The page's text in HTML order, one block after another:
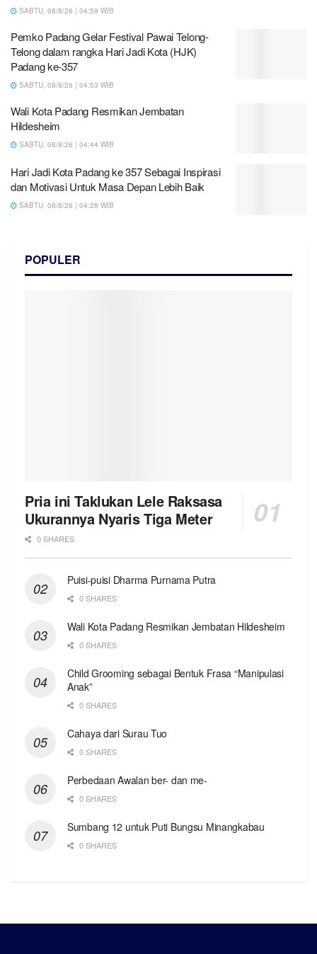
SABTU, 08/8/26 | 04:59 WIB
Pemko Padang Gelar Festival Pawai Telong-
Telong dalam rangka Hari Jadi Kota (HJK)
Padang ke-357
SABTU, 08/8/26 | 04:53 WIB
Wali Kota Padang Resmikan Jembatan
Hildesheim
SABTU, 08/8/26 | 04:44 WIB
Hari Jadi Kota Padang ke 357 Sebagai Inspirasi
dan Motivasi Untuk Masa Depan Lebih Baik
SABTU, 08/8/26 | 04:28 WIB
POPULER
Pria ini Taklukan Lele Raksasa
Ukurannya Nyaris Tiga Meter
0 SHARES
Puisi-puisi Dharma Purnama Putra
0 SHARES
Wali Kota Padang Resmikan Jembatan Hildesheim
0 SHARES
Child Grooming sebagai Bentuk Frasa “Manipulasi
Anak”
0 SHARES
Cahaya dari Surau Tuo
0 SHARES
Perbedaan Awalan ber- dan me-
0 SHARES
Sumbang 12 untuk Puti Bungsu Minangkabau
0 SHARES